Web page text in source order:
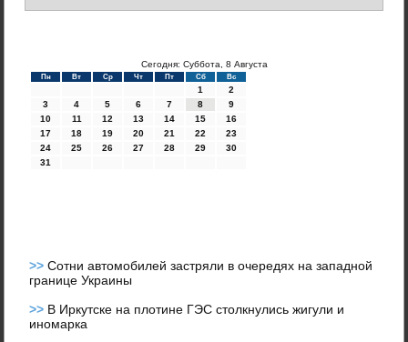
Сегодня: Суббота, 8 Августа
Пн Вт Ср Чт Пт Сб Вс
1
2
3
4 5 6 7 8
9
10
11 12 13 14 15
16
17
18 19 20 21 22
23
24
25 26 27 28 29
30
31
>>Сотни автомобилей застряли в очередях на западной
границе Украины
>> В Иркутске на плотине ГЭС столкнулись жигули и
иномарка